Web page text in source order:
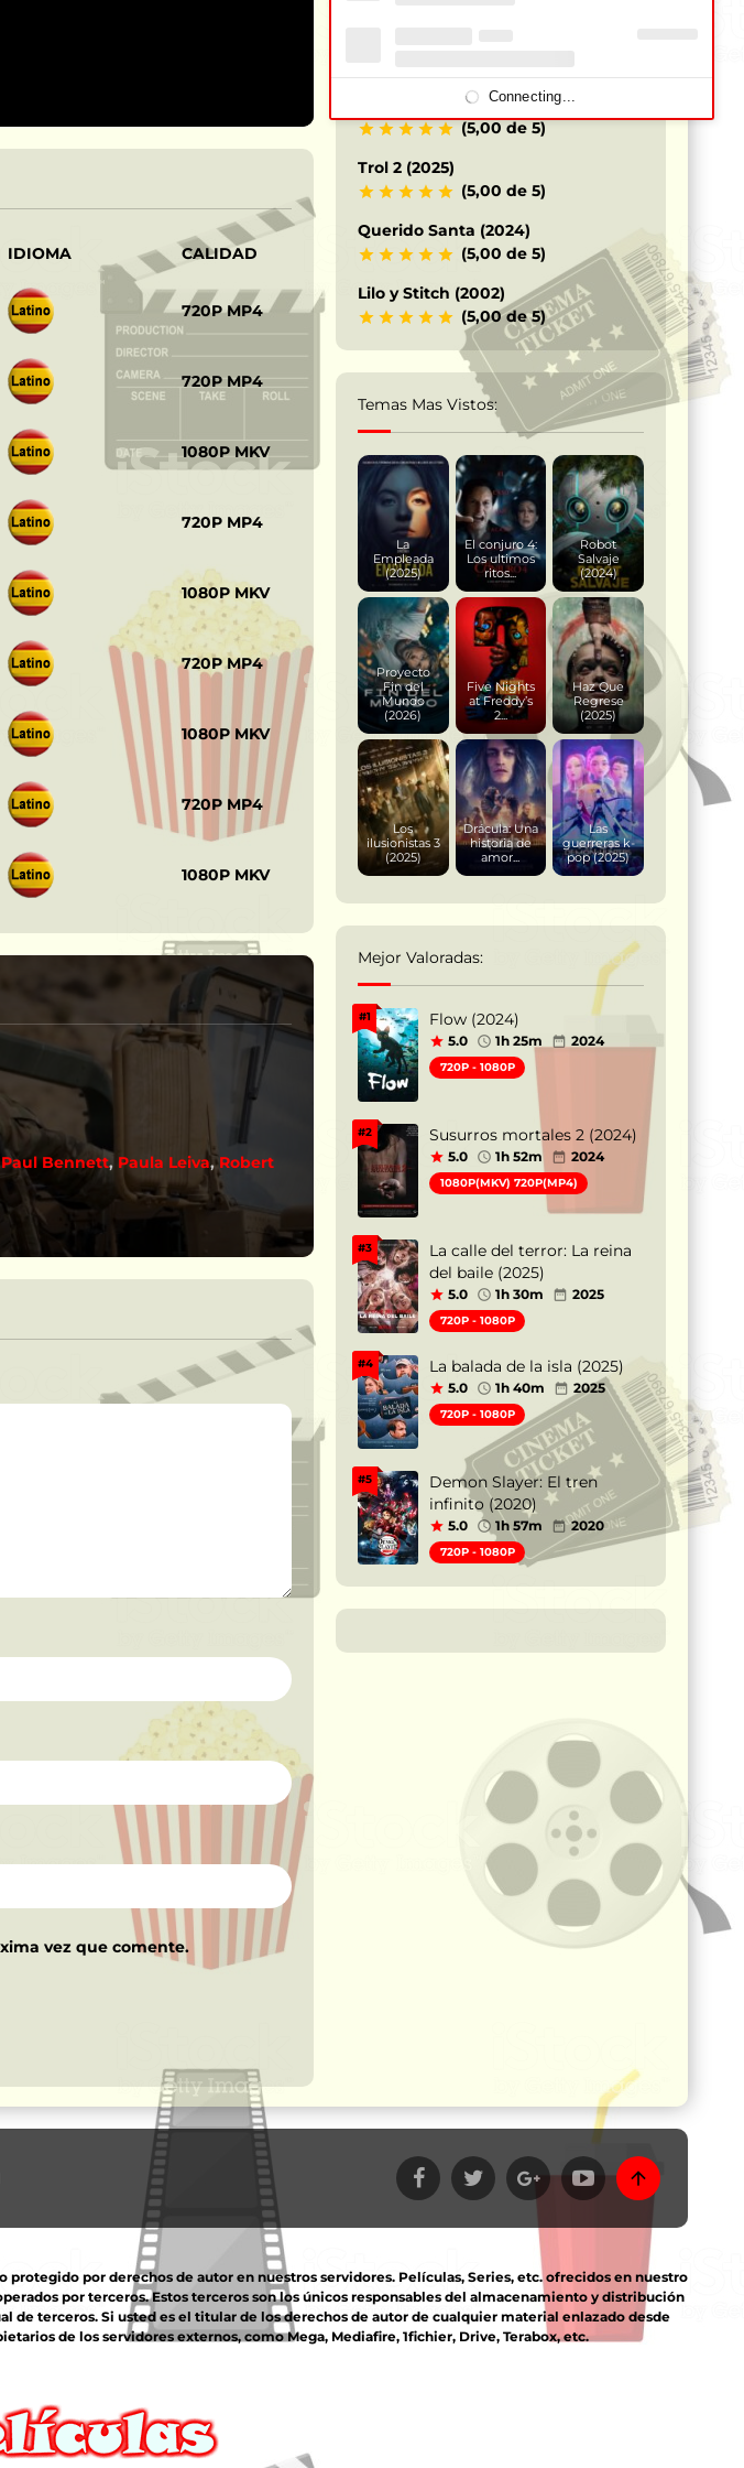
IDIOMA CALIDAD
‎ ‎ ‎720P MP4
‎ ‎ ‎720P MP4
‎ ‎ ‎1080P MKV
‎ ‎ ‎720P MP4
‎ ‎ ‎1080P MKV
‎ ‎ ‎720P MP4
‎ ‎ ‎1080P MKV
‎ ‎ ‎720P MP4
‎ ‎ ‎1080P MKV
Paul Bennett, Paula Leiva,Robert
vez que comente.
Terrifier 3 – Payaso siniestro (2024)
(5,00 de 5)
Trol 2 (2025)
(5,00 de 5)
Querido Santa (2024)
(5,00 de 5)
Lilo y Stitch (2002)
(5,00 de 5)
Temas Mas Vistos:
La
Empleada
(2025)
El conjuro 4:
Los ultimos
ritos...
Robot
Salvaje
(2024)
Proyecto
Fin del
Mundo
(2026)
Five Nights
at Freddy’s
2...
Haz Que
Regrese
(2025)
Los
ilusionistas 3
(2025)
Drácula: Una
historia de
amor...
Las
guerreras k-
pop (2025)
Mejor Valoradas:
#1 Flow (2024)
5.0 1h 25m 2024
720P - 1080P
#2 Susurros mortales 2 (2024)
5.0 1h 52m 2024
1080P(MKV) 720P(MP4)
#3
La calle del terror: La reina
del baile (2025)
5.0 1h 30m 2025
720P - 1080P
#4 La balada de la isla (2025)
5.0 1h 40m 2025
720P - 1080P
#5
Demon Slayer: El tren
infinito (2020)
5.0 1h 57m 2020
720P - 1080P
por derechos de autor en nuestros servidores. Películas, Series, etc. ofrecidos en nuestro
por terceros. Estos terceros son los únicos responsables del almacenamiento y distribución
terceros. Si usted es el titular de los derechos de autor de cualquier material enlazado desde
de los servidores externos, como Mega, Mediafire, 1fichier, Drive, Terabox, etc.
Connecting...